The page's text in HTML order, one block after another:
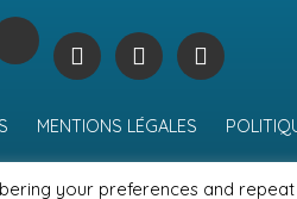
MENTIONS LÉGALES
your preferences and repeat